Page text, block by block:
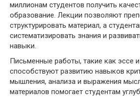
миллионам студентов получить
образование. Лекции позволяют
структурировать материал, а
систематизировать знания и
навыки.
Письменные работы, такие как эссе
способствуют развитию навыков
мышления, анализа и выражения
материалов помогает студентам